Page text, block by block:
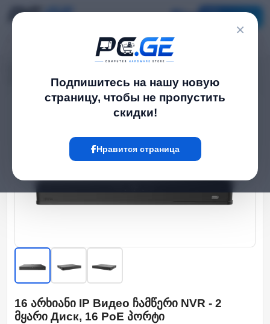
×
Подпишитесь на нашу новую
страницу, чтобы не пропустить
скидки!
Нравится страница
16 არხიანი IP Видео ჩამწერი NVR - 2 მყარი Диск, 16 PoE პორტი
16 არხიანი IP Видео ჩამწერი NVR - 2
მყარი Диск, 16 PoE პორტი